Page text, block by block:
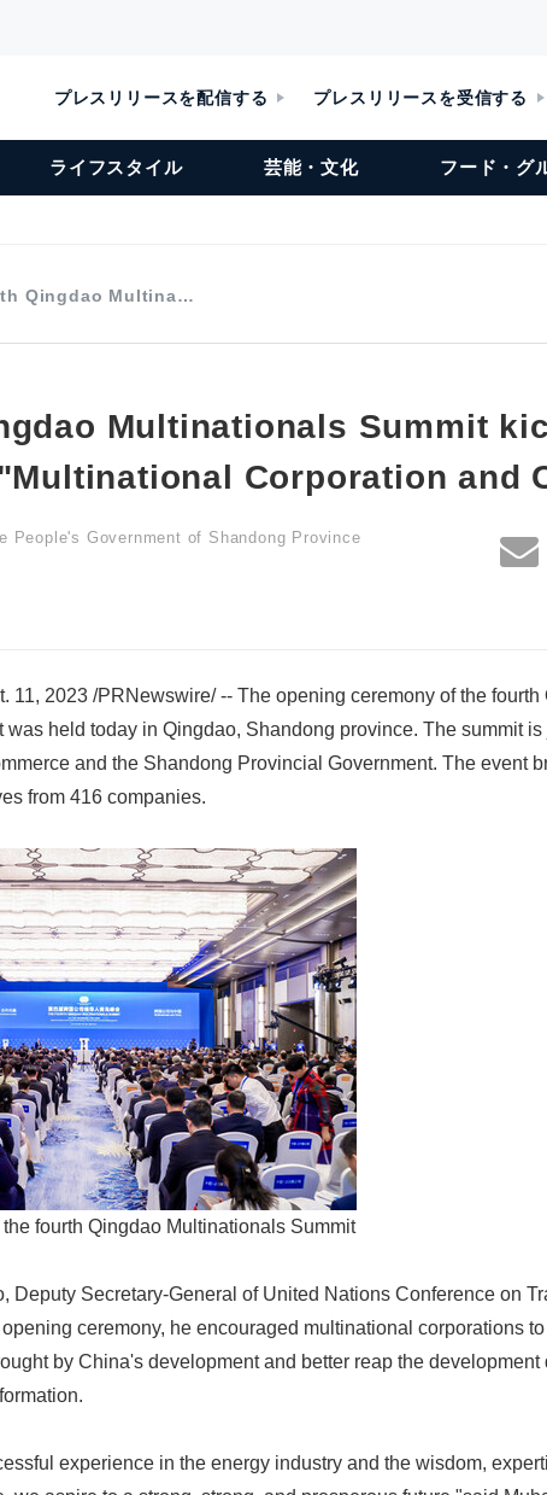
プレスリリースを配信する プレスリリースを受信する
ライフスタイル 芸能・文化 フード・グ
Qingdao Multina…
Multinationals Summit
Corporation and
People's Government of Shandong Province
11, 2023 /PRNewswire/ -- The opening ceremony of the fourth
was held today in Qingdao, Shandong province. The summit
and the Shandong Provincial Government. The event
from 416 companies.
fourth Qingdao Multinationals Summit
Deputy Secretary-General of United Nations Conference on
ceremony, he encouraged multinational corporations
by China's development and better reap the
experience in the energy industry and the wisdom,